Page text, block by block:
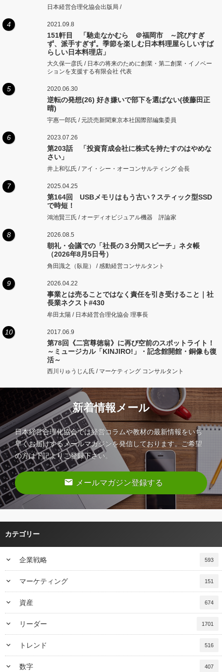
日本経営合理化協会出版局 /
4 2021.09.8
151軒目 「馳走なかむら ＠福岡市 ～詫びすぎ
ず、派手すぎず。季節を楽しむ日本料理屋らしいすば
らしい日本料理店」
大久保一彦氏 / 日本の将来のために創業・第二創業・イノベー
ションを支援する有限会社 代表
5 2020.06.30
逆転の発想(26) 好き嫌いで部下を選ばない(後藤田正
晴)
宇惠一郎氏 / 元読売新聞東京本社国際部編集委員
6 2023.07.26
第203話 「投資育成会社に株式を持たすのはやめな
さい」
井上和弘氏 / アイ・シー・オーコンサルティング 会長
7 2025.04.25
第164回 USBメモリはもう古い？スティック型SSD
で時短！
鴻池賢三氏 / オーディオビジュアル機器 評論家
8 2026.08.5
朝礼・会議での「社長の３分間スピーチ」ネタ帳
（2026年8月5日号）
角田識之（臥龍） / 感動経営コンサルタント
9 2026.04.22
事業とは売ることではなく責任を引き受けること｜社
長業ネクスト#430
牟田太陽 / 日本経営合理化協会 理事長
10 2017.06.9
第78回《二宮尊徳翁》に再び空前のスポットライト！
～ミュージカル「KINJIRO!」・記念館開館・銅像も復
活～
西川りゅうじん氏 / マーケティング コンサルタント
新着情報メール
日本経営合理化協会では経営コラムや教材の最新情報をいち
早くお届けするメールマガジンを発信しております。ご希望
の方は下記よりご登録下さい。
email メールマガジン登録する
カテゴリー
keyboard_arrow_down 企業戦略 593
keyboard_arrow_down マーケティング 151
keyboard_arrow_down 資産 674
keyboard_arrow_down リーダー 1701
keyboard_arrow_down トレンド 516
keyboard_arrow_down 数字 407